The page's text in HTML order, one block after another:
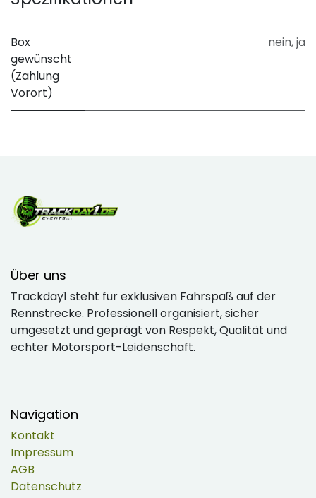
Box
gewünscht
(Zahlung
Vorort)
nein,ja
Über uns
Trackday1 steht für exklusiven Fahrspaß auf der
Rennstrecke. Professionell organisiert, sicher
umgesetzt und geprägt von Respekt, Qualität und
echter Motorsport-Leidenschaft.
Navigation
Kontakt
Impressum
AGB
Datenschutz